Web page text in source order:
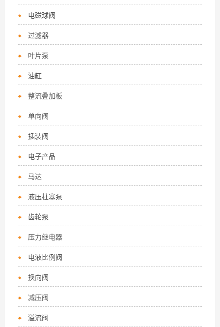
电磁球阀
过滤器
叶片泵
油缸
整流叠加板
单向阀
插装阀
电子产品
马达
液压柱塞泵
齿轮泵
压力继电器
电液比例阀
换向阀
减压阀
溢流阀